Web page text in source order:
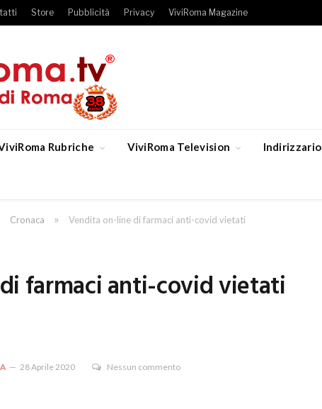
Store Pubblicità Privacy ViviRoma Magazine
Rubriche ViviRoma Television Indirizzario
Cronaca » Vendita on-line di farmaci anti-covid vietati
farmaci anti-covid vietati
28 Aprile 2020 Nessun commento